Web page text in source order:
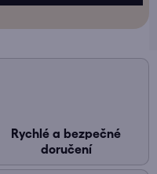
Rychlé a bezpečné
doručení